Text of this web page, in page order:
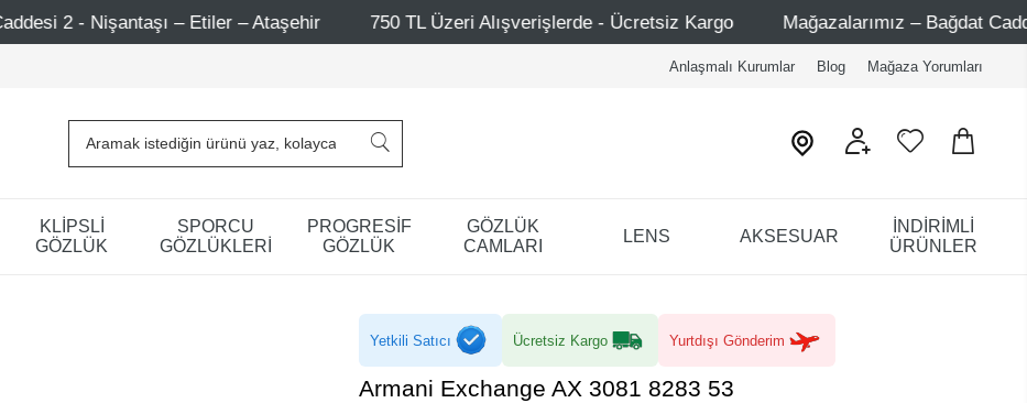
– Etiler – Ataşehir 750 TL Üzeri Alışverişlerde - Ücretsiz Kargo Mağazalarımız – Bağdat Caddesi 1 -
Anlaşmalı Kurumlar Blog Mağaza Yorumları
KLİPSLİ
GÖZLÜK
SPORCU
GÖZLÜKLERİ
PROGRESİF
GÖZLÜK
GÖZLÜK
CAMLARI
LENS AKSESUAR
İNDİRİMLİ
ÜRÜNLER
Yetkili Satıcı Ücretsiz Kargo Yurtdışı Gönderim
Armani Exchange AX 3081 8283 53